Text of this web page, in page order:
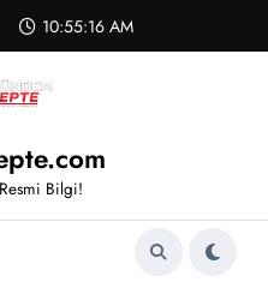
10:55:16 AM
Bilgi!